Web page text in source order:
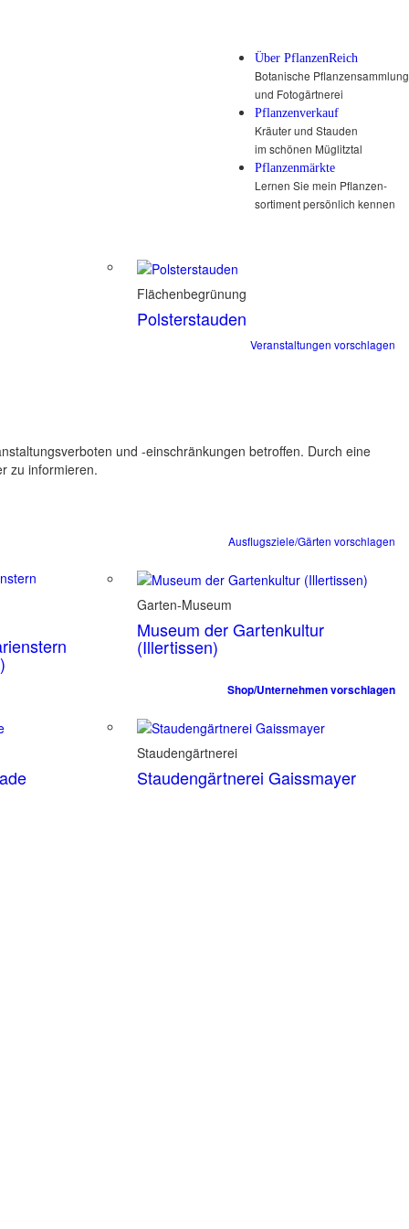
Über PflanzenReich
Botanische Pflanzensammlung
und Fotogärtnerei
Pflanzenverkauf
Kräuter und Stauden
im schönen Müglitztal
Pflanzenmärkte
Lernen Sie mein Pflanzen-
sortiment persönlich kennen
Flächenbegrünung
Polsterstauden
Veranstaltungen vorschlagen
und -einschränkungen betroffen. Durch eine
zu informieren.
Ausflugsziele/Gärten vorschlagen
Garten-Museum
Museum der Gartenkultur
(Illertissen)
Shop/Unternehmen vorschlagen
Staudengärtnerei
Staudengärtnerei Gaissmayer